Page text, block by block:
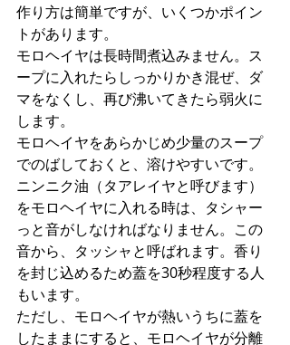
作り方は簡単ですが、いくつかポイン
トがあります。
モロヘイヤは長時間煮込みません。ス
ープに入れたらしっかりかき混ぜ、ダ
マをなくし、再び沸いてきたら弱火に
します。
モロヘイヤをあらかじめ少量のスープ
でのばしておくと、溶けやすいです。
ニンニク油（タアレイヤと呼びます）
をモロヘイヤに入れる時は、タシャー
っと音がしなければなりません。この
音から、タッシャと呼ばれます。香り
を封じ込めるため蓋を30秒程度する人
もいます。
ただし、モロヘイヤが熱いうちに蓋を
したままにすると、モロヘイヤが分離